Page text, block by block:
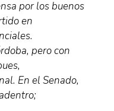
por los buenos
en
pero con
En el Senado,